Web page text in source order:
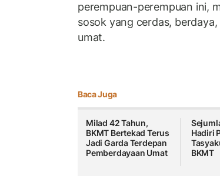
perempuan-perempuan ini,
sosok yang cerdas,
umat.
Baca Juga
Milad 42 Tahun,
BKMT Bertekad Terus
Jadi Garda Terdepan
Pemberdayaan Umat
Hadiri
BKMT